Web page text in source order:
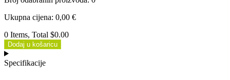
Ukupna cijena: 0,00 €
0 Items, Total $0.00
Dodaj u košaricu
Specifikacije